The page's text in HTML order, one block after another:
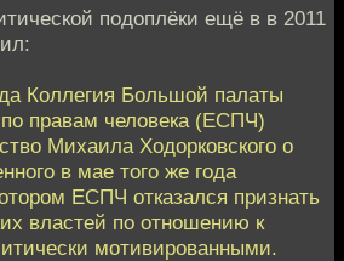
подоплёки ещё в в 2011
Коллегия Большой палаты
по правам человека (ЕСПЧ)
Михаила Ходорковского о
в мае того же года
ЕСПЧ отказался признать
властей по отношению к
мотивированными.